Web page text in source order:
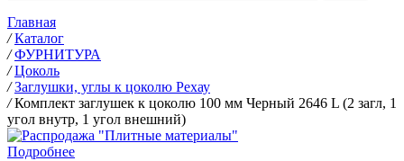
Главная
/ Каталог
/ ФУРНИТУРА
/ Цоколь
/ Заглушки, углы к цоколю Рехау
/ Комплект заглушек к цоколю 100 мм Черный 2646 L (2 загл, 1
угол внутр, 1 угол внешний)
Подробнее